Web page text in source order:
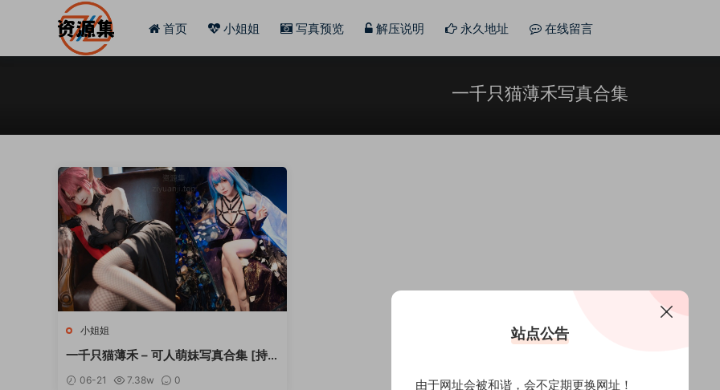
首页 小姐姐 写真预览 解压说明 永久地址 在线留言
一千只猫薄禾写真合集
小姐姐
一千只猫薄禾 – 可人萌妹写真合集 [持
06-21 7.38w 0
站点公告
由于网址会被和谐，会不定期更换网址！